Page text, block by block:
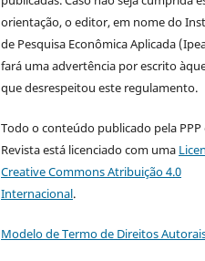
orientação, o editor, em nome do
de Pesquisa Econômica Aplicada
fará uma advertência por escrito
que desrespeitou este regulamento.
Todo o conteúdo publicado pela PPP
Revista está licenciado com uma
Creative Commons Atribuição 4.0
Internacional.
Modelo de Termo de Direitos